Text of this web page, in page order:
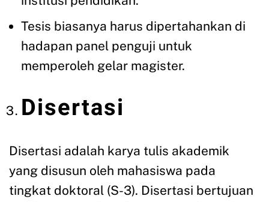
Tesis biasanya harus dipertahankan di
hadapan panel penguji untuk
memperoleh gelar magister.
Disertasi
Disertasi adalah karya tulis akademik
yang disusun oleh mahasiswa pada
tingkat doktoral (S-3). Disertasi bertujuan